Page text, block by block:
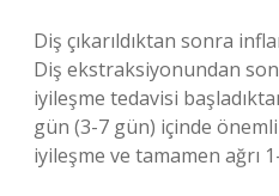
Diş çıkarıldıktan sonra
Diş ekstraksiyonundan
iyileşme tedavisi
gün (3-7 gün) içinde
iyileşme ve tamamen ağrı